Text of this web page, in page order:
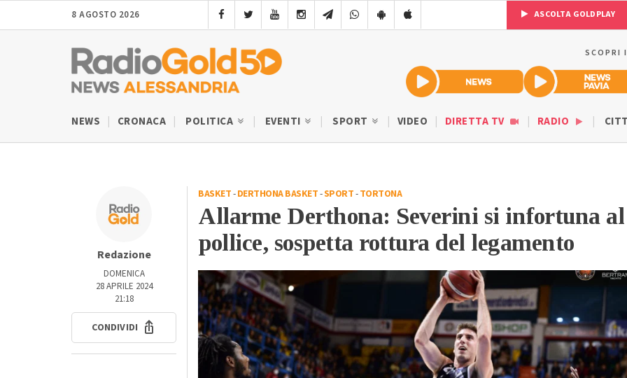
8 AGOSTO 2026 ASCOLTA GOLDPLAY
SCOPRI
NEWS CRONACA POLITICA EVENTI SPORT VIDEO DIRETTA TV RADIO
Redazione
DOMENICA
28 APRILE 2024
21:18
CONDIVIDI
BASKET-DERTHONA BASKET-SPORT-TORTONA
Allarme Derthona: Severini si infortuna al
pollice, sospetta rottura del legamento